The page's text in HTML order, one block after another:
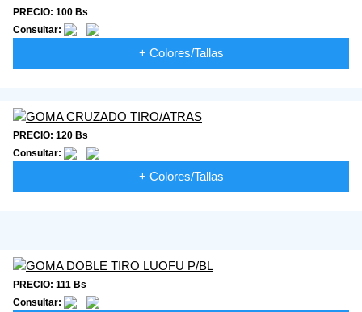
PRECIO: 100 Bs
Consultar:
+ Colores/Tallas
PRECIO: 120 Bs
Consultar:
+ Colores/Tallas
PRECIO: 111 Bs
Consultar: